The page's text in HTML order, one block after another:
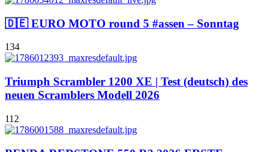
🇩🇪 EURO MOTO round 5 #assen – Sonntag
134
Triumph Scrambler 1200 XE | Test (deutsch) des
neuen Scramblers Modell 2026
112